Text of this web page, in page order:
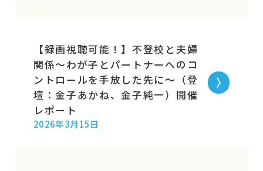
【録画視聴可能！】不登校と夫婦
関係～わが子とパートナーへのコ
ントロールを手放した先に～（登
壇：金子あかね、金子純一）開催
レポート
2026年3月15日